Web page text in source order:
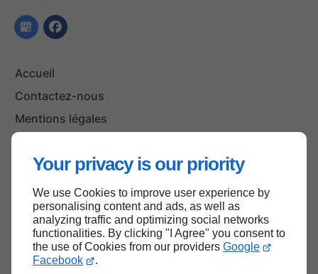
Your privacy is our priority
We use Cookies to improve user experience by
personalising content and ads, as well as
analyzing traffic and optimizing social networks
functionalities. By clicking "I Agree" you consent to
the use of Cookies from our providers Google
Facebook
.
Accueil
Contactez-nous
Mentions légales
Haut de page